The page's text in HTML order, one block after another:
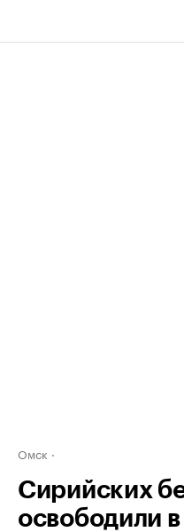
Омск
Сирийских
освободили